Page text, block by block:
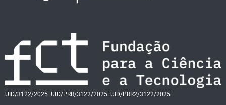
UID/3122/2025 UID/PRR/3122/2025 UID/PRR2/3122/2025